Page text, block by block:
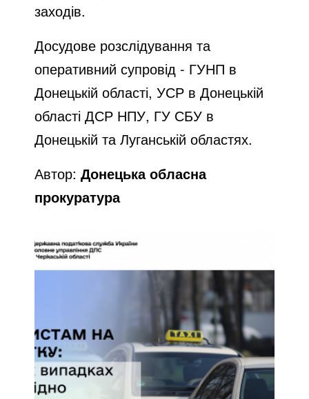
заходів.
Досудове розслідування та
оперативний супровід - ГУНП в
Донецькій області, УСР в Донецькій
області ДСР НПУ, ГУ СБУ в
Донецькій та Луганській областях.
Автор:Донецька обласна
прокуратура